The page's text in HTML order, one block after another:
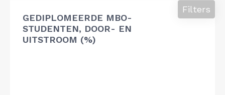
GEDIPLOMEERDE MBO-
STUDENTEN, DOOR- EN
UITSTROOM (%)
Filters